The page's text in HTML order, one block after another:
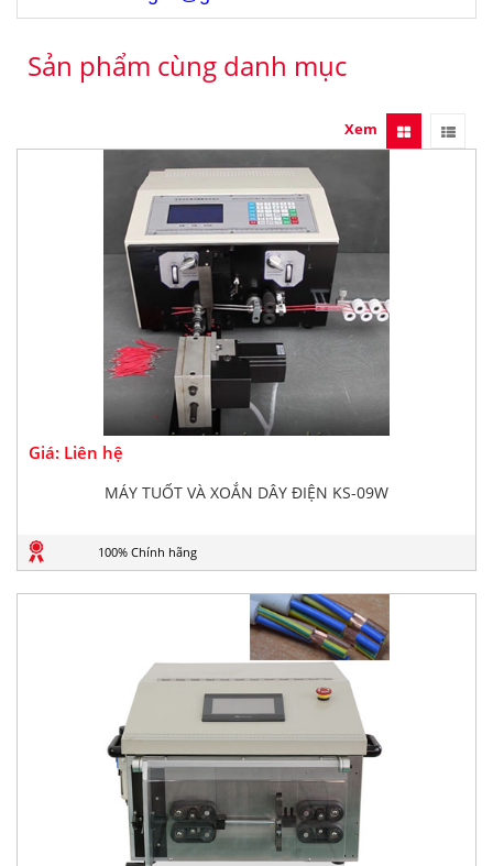
Sản phẩm cùng danh mục
Xem
Giá: Liên hệ
MÁY TUỐT VÀ XOẮN DÂY ĐIỆN KS-09W
100% Chính hãng